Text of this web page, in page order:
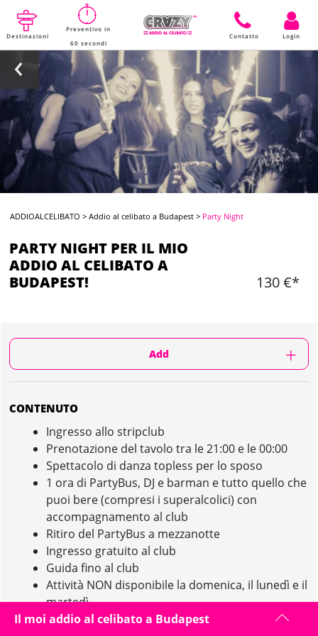
Destinazioni
Preventivo in
60 secondi
Contatto Login
ADDIOALCELIBATO >Addio al celibato a Budapest > Party Night
PARTY NIGHT PER IL MIO
ADDIO AL CELIBATO A
BUDAPEST!
130 €*
Add
CONTENUTO
Ingresso allo stripclub
Prenotazione del tavolo tra le 21:00 e le 00:00
Spettacolo di danza topless per lo sposo
1 ora di PartyBus, DJ e barman e tutto quello che
puoi bere (compresi i superalcolici) con
accompagnamento al club
Ritiro del PartyBus a mezzanotte
Ingresso gratuito al club
Guida fino al club
Attività NON disponibile la domenica, il lunedì e il
martedì
Il moi addio al celibato a Budapest